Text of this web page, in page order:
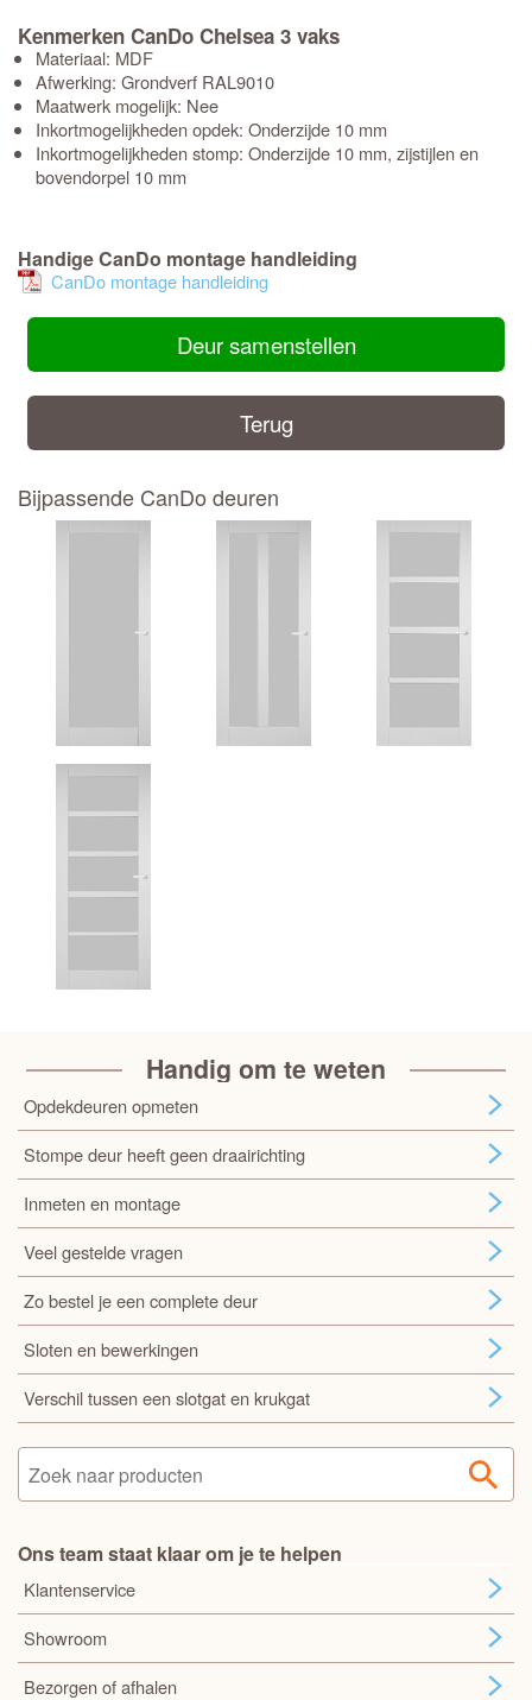
Kenmerken CanDo Chelsea 3 vaks
Materiaal: MDF
Afwerking: Grondverf RAL9010
Maatwerk mogelijk: Nee
Inkortmogelijkheden opdek: Onderzijde 10 mm
Inkortmogelijkheden stomp: Onderzijde 10 mm, zijstijlen en
bovendorpel 10 mm
Handige CanDo montage handleiding
CanDo montage handleiding
Deur samenstellen
Terug
Bijpassende CanDo deuren
Handig om te weten
Opdekdeuren opmeten
Stompe deur heeft geen draairichting
Inmeten en montage
Veel gestelde vragen
Zo bestel je een complete deur
Sloten en bewerkingen
Verschil tussen een slotgat en krukgat
Ons team staat klaar om je te helpen
Klantenservice
Showroom
Bezorgen of afhalen